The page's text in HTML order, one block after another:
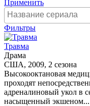
Применить
Фильтры
Травма
Драма
США, 2009, 2 сезона
Высокооктановая
проходят
адреналиновый укол в
насыщенный экшеном...